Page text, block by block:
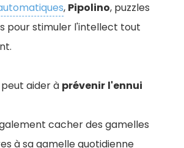
, Pipolino, puzzles
pour stimuler l'intellect tout
aider à prévenir l'ennui
cacher des gamelles
à sa gamelle quotidienne